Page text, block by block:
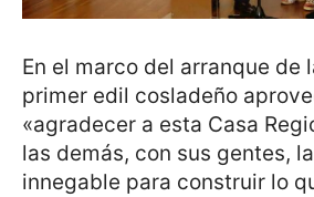
En el marco del arranque de
primer edil cosladeño
«agradecer a esta Casa
las demás, con sus gentes,
innegable para construir lo